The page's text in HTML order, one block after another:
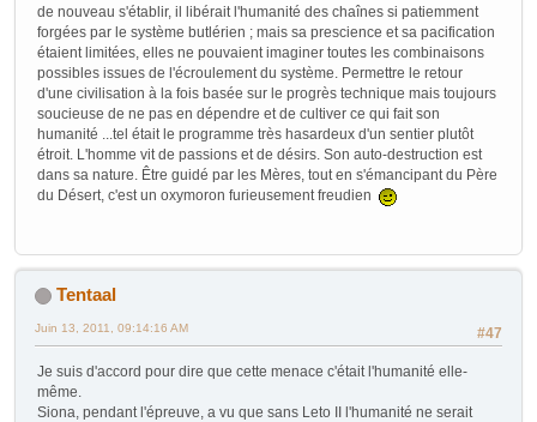
de nouveau s'établir, il libérait l'humanité des chaînes si patiemment
forgées par le système butlérien ; mais sa prescience et sa pacification
étaient limitées, elles ne pouvaient imaginer toutes les combinaisons
possibles issues de l'écroulement du système. Permettre le retour
d'une civilisation à la fois basée sur le progrès technique mais toujours
soucieuse de ne pas en dépendre et de cultiver ce qui fait son
humanité ...tel était le programme très hasardeux d'un sentier plutôt
étroit. L'homme vit de passions et de désirs. Son auto-destruction est
dans sa nature. Être guidé par les Mères, tout en s'émancipant du Père
du Désert, c'est un oxymoron furieusement freudien
Tentaal
#47
Juin 13, 2011, 09:14:16 AM
Je suis d'accord pour dire que cette menace c'était l'humanité elle-
même.
Siona, pendant l'épreuve, a vu que sans Leto II l'humanité ne serait